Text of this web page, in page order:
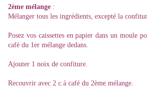
2ème mélange :
Mélanger tous les ingrédients, excepté la
Posez vos caissettes en papier dans un moule
café du 1er mélange dedans.
Ajouter 1 noix de confiture.
Recouvrir avec 2 c.à café du 2ème mélange.